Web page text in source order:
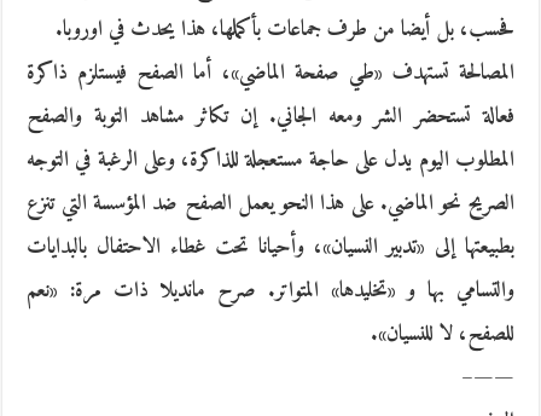
فحسب، بل أيضا من طرف جماعات بأكملها، هذا يحدث في اوروبا.
المصالحة تستهدف «طي صفحة الماضي»، أما الصفح فيستلزم ذاكرة
فعالة تستحضر الشر ومعه الجاني. إن تكاثر مشاهد التوبة والصفح
المطلوب اليوم يدل على حاجة مستعجلة للذاكرة، وعلى الرغبة في التوجه
الصريح نحو الماضي. على هذا النحو يعمل الصفح ضد المؤسسة التي تنزع
بطبيعتها إلى «تدبير النسيان»، وأحيانا تحت غطاء الاحتفال بالبدايات
والتسامي بها و «تخليدها» المتواتر. صرح مانديلا ذات مرة: «نعم
للصفح، لا للنسيان».
——–